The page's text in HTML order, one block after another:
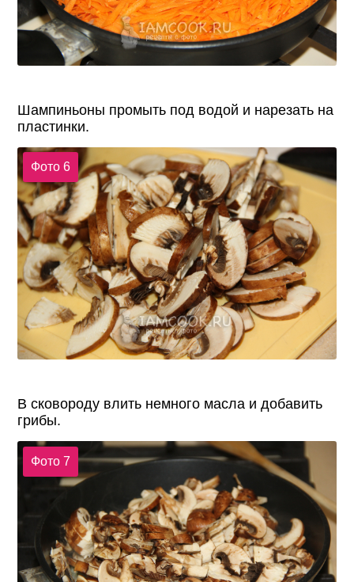
Шампиньоны промыть под водой и нарезать на
пластинки.
Фото 6
В сковороду влить немного масла и добавить
грибы.
Фото 7